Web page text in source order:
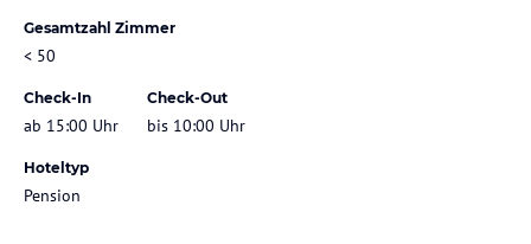
Gesamtzahl Zimmer
< 50
Check-In
ab 15:00 Uhr
Check-Out
bis 10:00 Uhr
Hoteltyp
Pension